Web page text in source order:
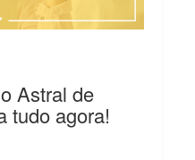
Astral de
tudo agora!